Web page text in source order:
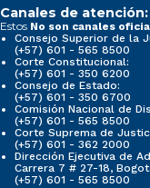
Canales de atención:
Estos No son canales
Consejo Superior de la
(+57) 601 - 565 8500
Corte Constitucional:
(+57) 601 - 350 6200
Consejo de Estado:
(+57) 601 - 350 6700
Comisión Nacional de
(+57) 601 - 565 8500
Corte Suprema de
(+57) 601 - 362 2000
Dirección Ejecutiva de
Carrera 7 # 27-18,
(+57) 601 - 565 8500